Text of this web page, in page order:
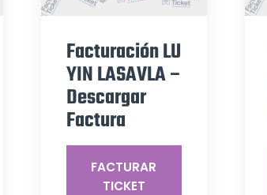
Facturación LU
YIN LASAVLA –
Descargar
Factura
FACTURAR
TICKET